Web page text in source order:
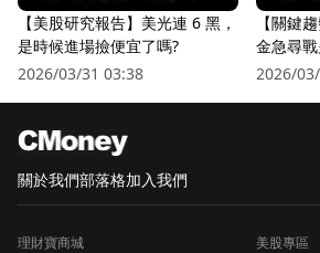
【美股研究報告】美光連 6 黑，
是時候進場撿便宜了嗎?
2026/03/31 03:38
【關鍵
金急尋
衛星股
2026/
關於我們部落格加入我們
理財寶商城 美股專區